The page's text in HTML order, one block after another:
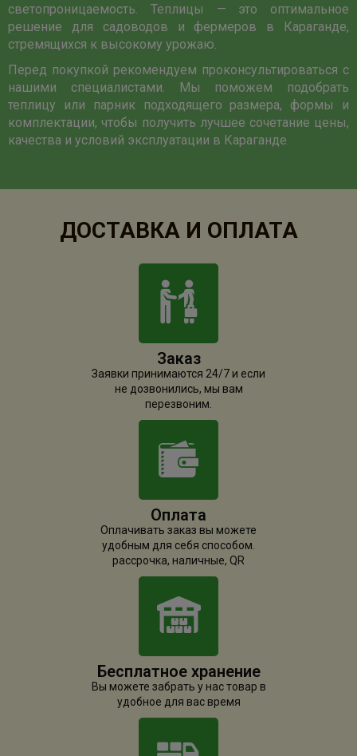
светопроницаемость. Теплицы — это оптимальное
решение для садоводов и фермеров в Караганде,
стремящихся к высокому урожаю.
Перед покупкой рекомендуем проконсультироваться с
нашими специалистами. Мы поможем подобрать
теплицу или парник подходящего размера, формы и
комплектации, чтобы получить лучшее сочетание цены,
качества и условий эксплуатации в Караганде.
ДОСТАВКА И ОПЛАТА
Заказ
Заявки принимаются 24/7 и если
не дозвонились, мы вам
перезвоним.
Оплата
Оплачивать заказ вы можете
удобным для себя способом.
рассрочка, наличные, QR
Бесплатное хранение
Вы можете забрать у нас товар в
удобное для вас время